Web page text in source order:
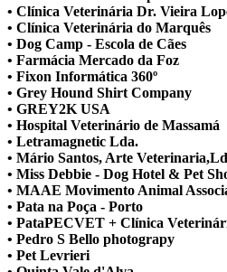
• Clínica Veterinária Dr. Vieira
• Clínica Veterinária do Marquês
• Dog Camp - Escola de Cães
• Farmácia Mercado da Foz
• Fixon Informática 360º
• Grey Hound Shirt Company
• GREY2K USA
• Hospital Veterinário de Massamá
• Letramagnetic Lda.
• Mário Santos, Arte
• Miss Debbie - Dog Hotel & Pet
• MAAE Movimento Animal
• Pata na Poça - Porto
• PataPECVET + Clínica
• Pedro S Bello photograpy
• Pet Levrieri